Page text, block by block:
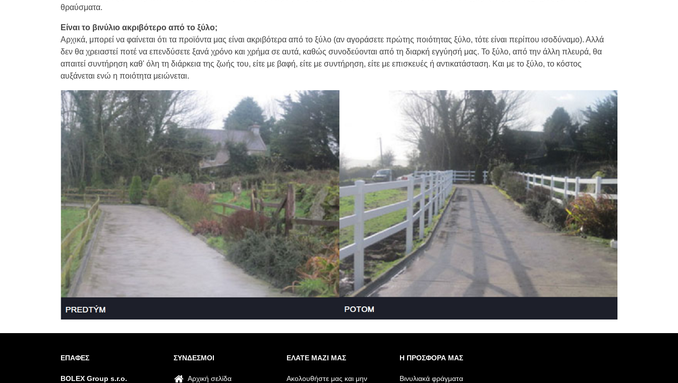
θραύσματα.
Είναι το βινύλιο ακριβότερο από το ξύλο;
Αρχικά, μπορεί να φαίνεται ότι τα προϊόντα μας είναι ακριβότερα από το ξύλο (αν αγοράσετε πρώτης ποιότητας ξύλο, τότε είναι περίπου ισοδύναμο). Αλλά
δεν θα χρειαστεί ποτέ να επενδύσετε ξανά χρόνο και χρήμα σε αυτά, καθώς συνοδεύονται από τη διαρκή εγγύησή μας. Το ξύλο, από την άλλη πλευρά, θα
απαιτεί συντήρηση καθ' όλη τη διάρκεια της ζωής του, είτε με βαφή, είτε με συντήρηση, είτε με επισκευές ή αντικατάσταση. Και με το ξύλο, το κόστος
αυξάνεται ενώ η ποιότητα μειώνεται.
ΕΠΑΦΈΣ
BOLEX Group s.r.o.
ΣΎΝΔΕΣΜΟΙ
Αρχική σελίδα
ΕΛΆΤΕ ΜΑΖΊ ΜΑΣ
Ακολουθήστε μας και μην
Η ΠΡΟΣΦΟΡΆ ΜΑΣ
Βινυλιακά φράγματα